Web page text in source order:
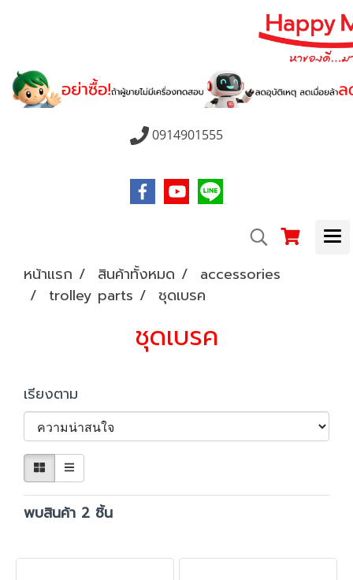
0914901555
หน้าแรก สินค้าทั้งหมด
accessories
trolley parts
ชุดเบรค
ชุดเบรค
เรียงตาม
พบสินค้า 2 ชิ้น